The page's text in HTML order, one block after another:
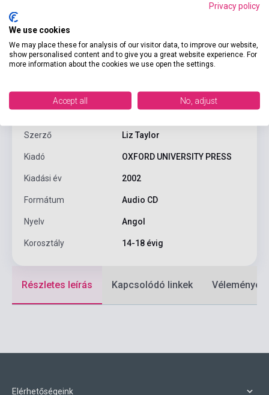
Szerző Liz Taylor
Kiadó OXFORD UNIVERSITY PRESS
Kiadási év 2002
Formátum Audio CD
Nyelv Angol
Korosztály 14-18 évig
Részletes leírás Kapcsolódó linkek Vélemények
Elérhetőségeink
Privacy policy
We use cookies
We may place these for analysis of our visitor data, to improve our website,
show personalised content and to give you a great website experience. For
more information about the cookies we use open the settings.
Accept all No, adjust